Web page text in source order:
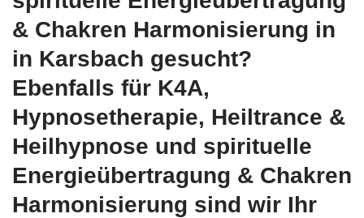
& Chakren Harmonisierung in
in Karsbach gesucht?
Ebenfalls für K4A,
Hypnosetherapie, Heiltrance &
Heilhypnose und spirituelle
Energieübertragung & Chakren
Harmonisierung sind wir Ihr